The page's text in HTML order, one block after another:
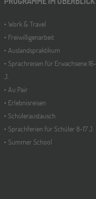
Work & Travel
Freiwilligenarbeit
Auslandspraktikum
Sprachreisen für Erwachsene
J.
Au Pair
Erlebnisreisen
Schüleraustausch
Sprachferien für Schüler 8-17 J.
Summer School